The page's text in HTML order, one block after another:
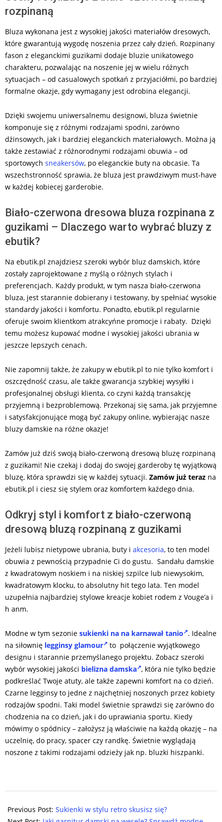
rozpinaną
Bluza wykonana jest z wysokiej jakości materiałów dresowych,
które gwarantują wygodę noszenia przez cały dzień. Rozpinany
fason z eleganckimi guzikami dodaje bluzie unikatowego
charakteru, pozwalając na noszenie jej w wielu różnych
sytuacjach – od casualowych spotkań z przyjaciółmi, po bardziej
formalne okazje, gdy wymagany jest odrobina elegancji.
Dzięki swojemu uniwersalnemu designowi, bluza świetnie
komponuje się z różnymi rodzajami spodni, zarówno
dżinsowych, jak i bardziej eleganckich materiałowych. Można ją
także zestawiać z różnorodnymi rodzajami obuwia – od
sportowych sneakersów, po eleganckie buty na obcasie. Ta
wszechstronność sprawia, że bluza jest prawdziwym must-have
w każdej kobiecej garderobie.
Biało-czerwona dresowa bluza rozpinana z
guzikami – Dlaczego warto wybrać bluzy z
ebutik?
Na ebutik.pl znajdziesz szeroki wybór bluz damskich, które
zostały zaprojektowane z myślą o różnych stylach i
preferencjach. Każdy produkt, w tym nasza biało-czerwona
bluza, jest starannie dobierany i testowany, by spełniać wysokie
standardy jakości i komfortu. Ponadto, ebutik.pl regularnie
oferuje swoim klientkom atrakcyńne promocje i rabaty. Dzięki
temu możesz kupować modne i wysokiej jakości ubrania w
jeszcze lepszych cenach.
Nie zapomnij także, że zakupy w ebutik.pl to nie tylko komfort i
oszczędność czasu, ale także gwarancja szybkiej wysyłki i
profesjonalnej obsługi klienta, co czyni każdą transakcję
przyjemną i bezproblemową. Przekonaj się sama, jak przyjemne
i satysfakcjonujące mogą być zakupy online, wybierając nasze
bluzy damskie na różne okazje!
Zamów już dziś swoją biało-czerwoną dresową bluzę rozpinaną
z guzikami! Nie czekaj i dodaj do swojej garderoby tę wyjątkową
bluzę, która sprawdzi się w każdej sytuacji. Zamów już teraz na
ebutik.pl i ciesz się stylem oraz komfortem każdego dnia.
Odkryj styl i komfort z biało-czerwoną
dresową bluzą rozpinaną z guzikami
Jeżeli lubisz nietypowe ubrania, buty i akcesoria, to ten model
obuwia z pewnością przypadnie Ci do gustu. Sandału damskie
z kwadratowym noskiem i na niskiej szpilce lub niewysokim,
kwadratowym klocku, to absolutny hit tego lata. Ten model
uzupełnia najbardziej stylowe kreacje kobiet rodem z Vouge’a i
h anm.
Modne w tym sezonie sukienki na na karnawał tanio . Idealne
na siłownię legginsy glamour
to połączenie wyjątkowego
designu i starannie przemyślanego projektu. Zobacz szeroki
wybór wysokiej jakości bielizna damska , która nie tylko będzie
podkreślać Twoje atuty, ale także zapewni komfort na co dzień.
Czarne legginsy to jedne z najchętniej noszonych przez kobiety
rodzajów spodni. Taki model świetnie sprawdzi się zarówno do
chodzenia na co dzień, jak i do uprawiania sportu. Kiedy
mówimy o spódnicy – założysz ją właściwie na każdą okazję – na
uczelnię, do pracy, spacer czy randkę. Świetnie wyglądają
noszone z takimi rodzajami odzieży jak np. bluzki hiszpanki.
09-
Previous Post: Sukienki w stylu retro skusisz się?